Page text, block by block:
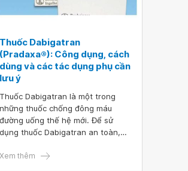
Thuốc Dabigatran
(Pradaxa®): Công dụng, cách
dùng và các tác dụng phụ cần
lưu ý
Thuốc Dabigatran là một trong
những thuốc chống đông máu
đường uống thế hệ mới. Để sử
dụng thuốc Dabigatran an toàn,
công dụng, cách dùng, tuân thủ
Xem thêm